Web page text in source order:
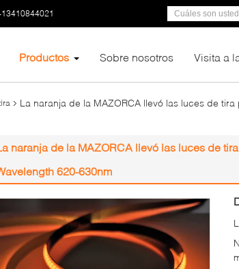
Productos Sobre nosotros Visita a
La naranja de la MAZORCA llevó las luces de
naranja de la MAZORCA llevó las luces de
620-630nm